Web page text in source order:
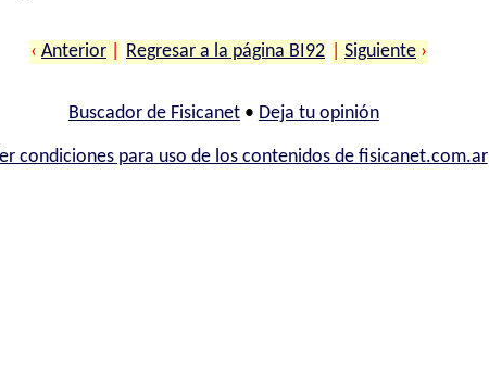
‹ Anterior Regresar a la página BI92 Siguiente ›
Buscador de Fisicanet• Deja tu opinión
condiciones para uso de los contenidos de fisicanet.com.ar